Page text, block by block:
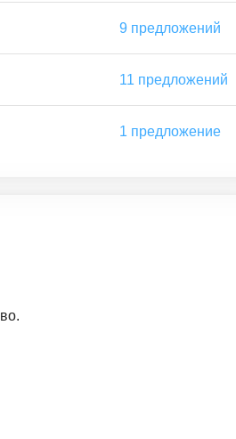
9 предложений
11 предложений
1 предложение